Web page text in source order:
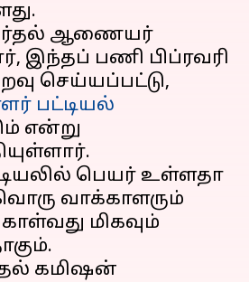
ஆணையர்
இந்தப் பணி பிப்ரவரி
செய்யப்பட்டு,
பட்டியல்
என்று
பெயர் உள்ளதா
வாக்காளரும்
மிகவும்
கமிஷன்